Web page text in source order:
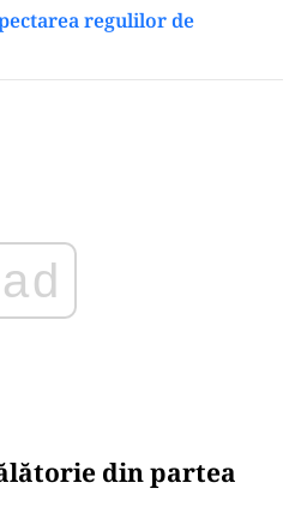
regulilor de
din partea